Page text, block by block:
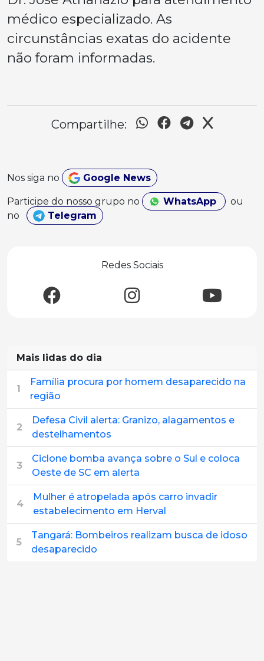
médico especializado. As
circunstâncias exatas do acidente
não foram informadas.
Compartilhe:
Nos siga no Google News
Participe do nosso grupo no WhatsApp
ou
no
Telegram
Redes Sociais
Mais lidas do dia
1
Família procura por homem desaparecido na
região
2
Defesa Civil alerta: Granizo, alagamentos e
destelhamentos
3
Ciclone bomba avança sobre o Sul e coloca
Oeste de SC em alerta
4
Mulher é atropelada após carro invadir
estabelecimento em Herval
5
Tangará: Bombeiros realizam busca de idoso
desaparecido